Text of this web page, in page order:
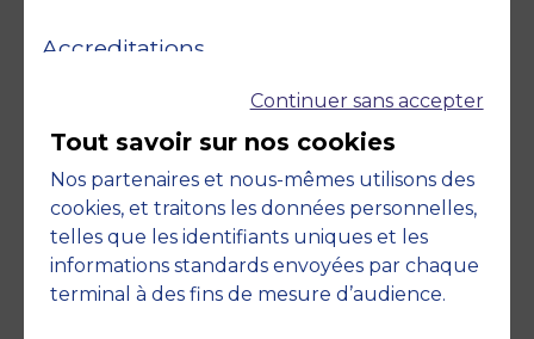
Accreditations
Engagements
Continuer sans accepter
Tout savoir sur nos cookies
Nos partenaires et nous-mêmes utilisons des
cookies, et traitons les données personnelles,
telles que les identifiants uniques et les
informations standards envoyées par chaque
terminal à des fins de mesure d’audience.